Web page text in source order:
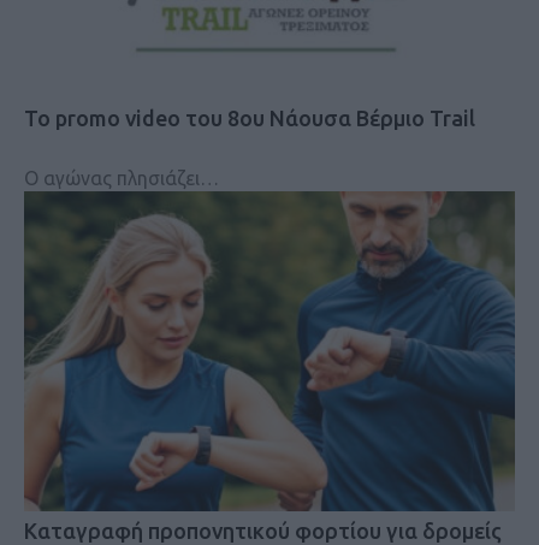
Το promo video του 8ου Νάουσα Βέρμιο Trail
Ο αγώνας πλησιάζει…
Kαταγραφή προπονητικού φορτίου για δρομείς